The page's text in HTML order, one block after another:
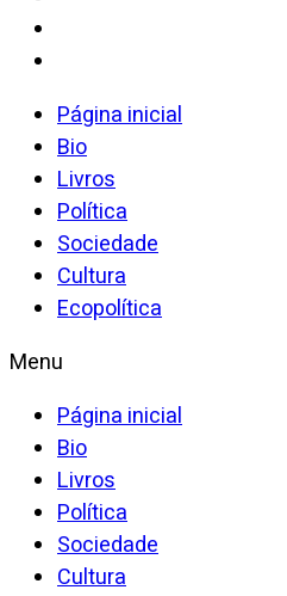
Página inicial
Bio
Livros
Política
Sociedade
Cultura
Ecopolítica
Menu
Página inicial
Bio
Livros
Política
Sociedade
Cultura